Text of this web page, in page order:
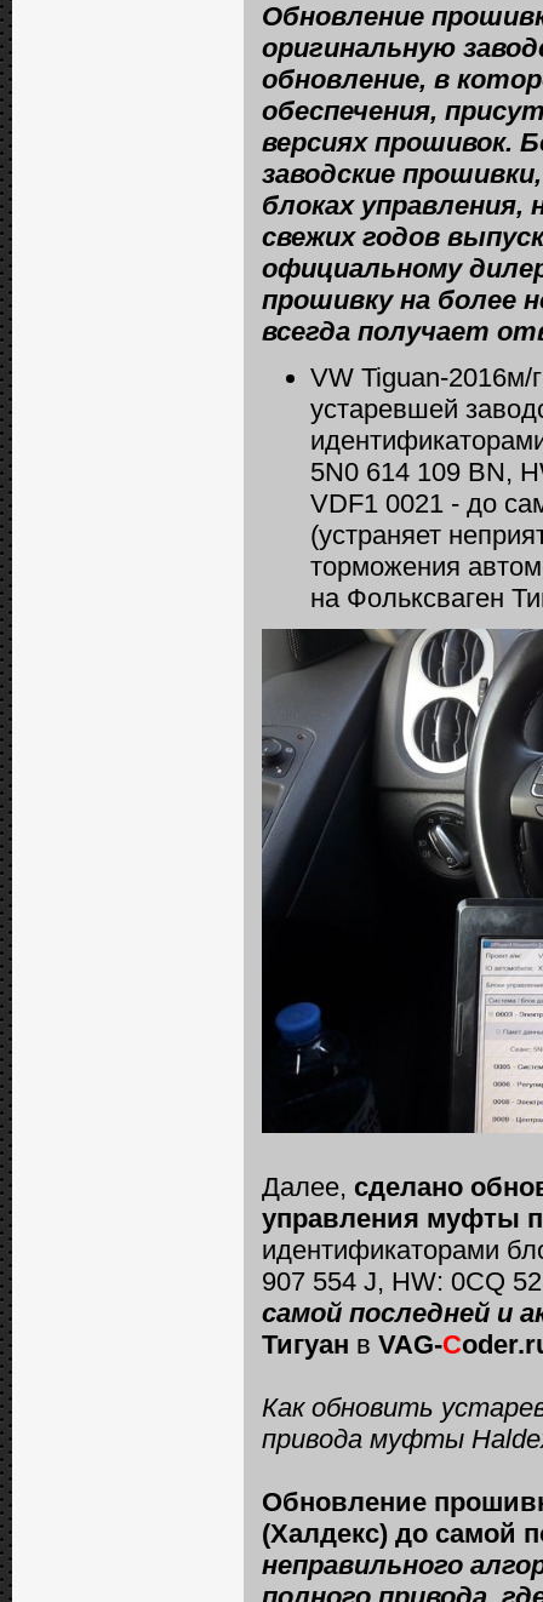
Обновление
оригинальную
обновление, в
обеспечения,
версиях прошивок.
заводские
блоках
свежих годов
официальному
прошивку на более
всегда получает
VW Tiguan-2016м/
устаревшей
5N0 614 109 BN,
VDF1 0021 - до
(устраняет
торможения
на Фольксваген
Далее, сделано
управления муфты
идентификаторами
907 554 J, HW: 0CQ
самой последней и
Тигуан в VAG-C
Как обновить
привода муфты
Обновление
(Халдекс) до самой
неправильного